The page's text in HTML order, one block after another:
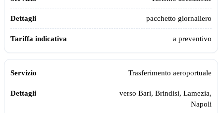
pacchetto giornaliero
a preventivo
Trasferimento aeroportuale
verso Bari, Brindisi, Lamezia,
Napoli